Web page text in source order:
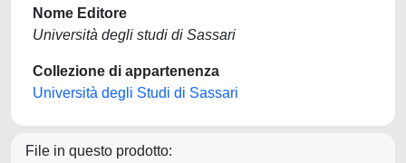
Nome Editore
Università degli studi di Sassari
Collezione di appartenenza
Università degli Studi di Sassari
File in questo prodotto: